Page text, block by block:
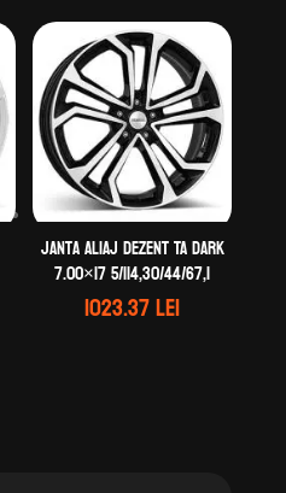
Janta aliaj DEZENT TA dark
7.00×17 5/114,30/44/67,1
1023.37lei